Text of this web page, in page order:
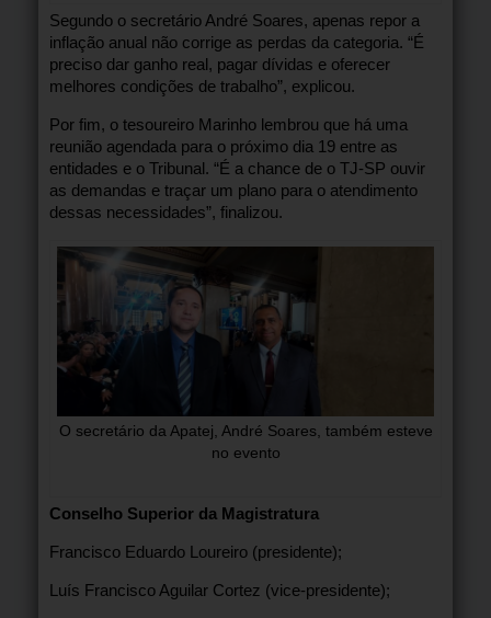
Segundo o secretário André Soares, apenas repor a
inflação anual não corrige as perdas da categoria. “É
preciso dar ganho real, pagar dívidas e oferecer
melhores condições de trabalho”, explicou.
Por fim, o tesoureiro Marinho lembrou que há uma
reunião agendada para o próximo dia 19 entre as
entidades e o Tribunal. “É a chance de o TJ-SP ouvir
as demandas e traçar um plano para o atendimento
dessas necessidades”, finalizou.
O secretário da Apatej, André Soares, também esteve
no evento
Conselho Superior da Magistratura
Francisco Eduardo Loureiro (presidente);
Luís Francisco Aguilar Cortez (vice-presidente);